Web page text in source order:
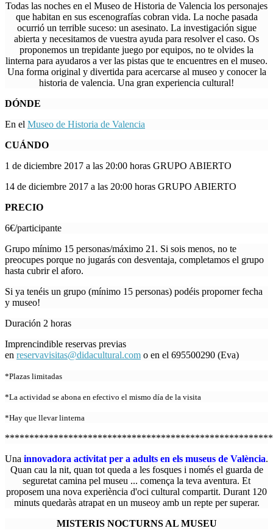
Todas las noches en el Museo de Historia de Valencia los personajes
que habitan en sus escenografías cobran vida. La noche pasada
ocurrió un terrible suceso: un asesinato. La investigación sigue
abierta y necesitamos de vuestra ayuda para resolver el caso. Os
proponemos un trepidante juego por equipos, no te olvides la
linterna para ayudaros a ver las pistas que te encuentres en el museo.
Una forma original y divertida para acercarse al museo y conocer la
historia de valencia. Una gran experiencia cultural!
DÓNDE
En el Museo de Historia de Valencia
CUÁNDO
1 de diciembre 2017 a las 20:00 horas GRUPO ABIERTO
14 de diciembre 2017 a las 20:00 horas GRUPO ABIERTO
PRECIO
6€/participante
Grupo mínimo 15 personas/máximo 21. Si sois menos, no te
preocupes porque no jugarás con desventaja, completamos el grupo
hasta cubrir el aforo.
Si ya tenéis un grupo (mínimo 15 personas) podéis proporner fecha
y museo!
Duración 2 horas
Imprencindible reservas previas
en reservavisitas@didacultural.com o en el 695500290 (Eva)
*Plazas limitadas
*La actividad se abona en efectivo el mismo día de la visita
*Hay que llevar linterna
Una innovadora activitat per a adults en els museus de València.
Quan cau la nit, quan tot queda a les fosques i només el guarda de
seguretat camina pel museu ... comença la teva aventura. Et
proposem una nova experiència d'oci cultural compartit. Durant 120
minuts quedaràs atrapat en un museoy amb un repte per superar.
MISTERIS NOCTURNS AL MUSEU